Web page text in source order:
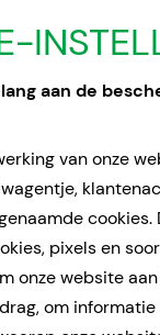
aan de
van onze
cookies.
pixels en
onze website
om
00038505